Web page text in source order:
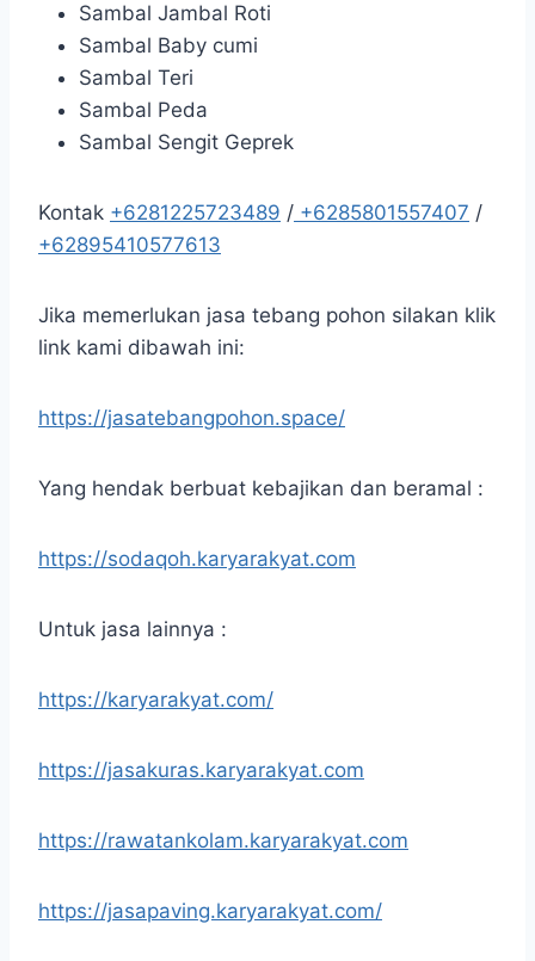
Sambal Jambal Roti
Sambal Baby cumi
Sambal Teri
Sambal Peda
Sambal Sengit Geprek
Kontak +6281225723489 / +6285801557407 /
+62895410577613
Jika memerlukan jasa tebang pohon silakan klik
link kami dibawah ini:
https://jasatebangpohon.space/
Yang hendak berbuat kebajikan dan beramal :
https://sodaqoh.karyarakyat.com
Untuk jasa lainnya :
https://karyarakyat.com/
https://jasakuras.karyarakyat.com
https://rawatankolam.karyarakyat.com
https://jasapaving.karyarakyat.com/